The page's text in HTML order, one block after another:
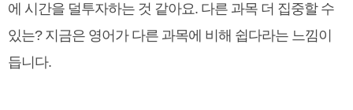
에 시간을 덜투자하는 것 같아요. 다른 과목 더 집중할 수
있는? 지금은 영어가 다른 과목에 비해 쉽다라는 느낌이
듭니다.